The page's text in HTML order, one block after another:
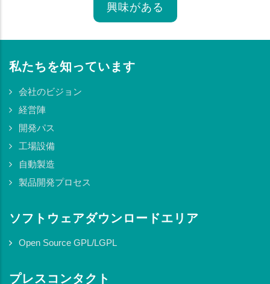
興味がある
私たちを知っています
会社のビジョン
経営陣
開発パス
工場設備
自動製造
製品開発プロセス
ソフトウェアダウンロードエリア
Open Source GPL/LGPL
プレスコンタクト